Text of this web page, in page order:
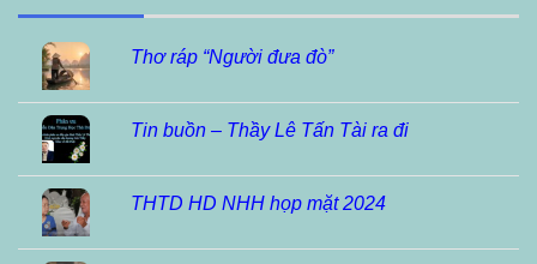
Thơ ráp “Người đưa đò”
Tin buồn – Thầy Lê Tấn Tài ra đi
THTD HD NHH họp mặt 2024